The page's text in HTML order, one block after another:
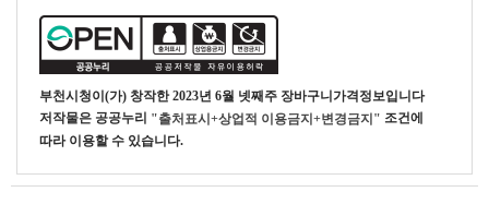
부천시청이(가) 창작한2023년 6월 넷째주 장바구니가격정보입니다
저작물은 공공누리 "출처표시+상업적 이용금지+변경금지" 조건에
따라 이용할 수 있습니다.